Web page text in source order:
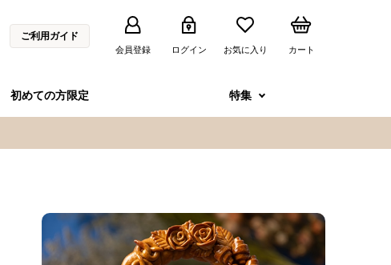
ご利用ガイド
会員登録 ログイン お気に入り カート
初めての方限定 特集